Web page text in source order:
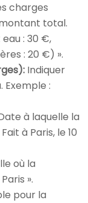
charges
total.
: 30 €,
: 20 €) ».
Indiquer
:
à laquelle la
à Paris, le 10
où la
».
pour la